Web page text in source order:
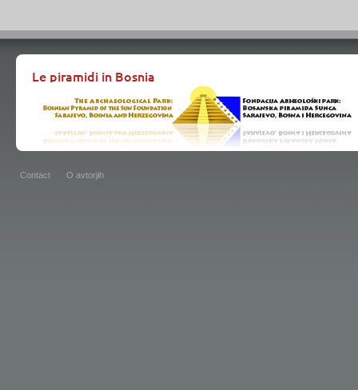
Le piramidi in Bosnia
Contact O avtorjih